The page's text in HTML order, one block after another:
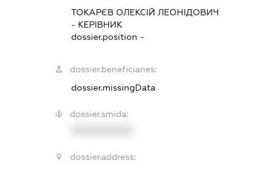
ТОКАРЄВ ОЛЕКСІЙ ЛЕОНІДОВИЧ
- КЕРІВНИК
dossier.position -
dossier.beneficiaries:
dossier.missingData
dossier.smida:
dossier.address: